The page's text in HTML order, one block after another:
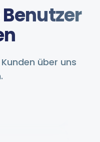
über uns